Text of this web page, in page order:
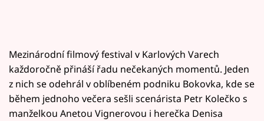
Mezinárodní filmový festival v Karlových Varech
každoročně přináší řadu nečekaných momentů. Jeden
z nich se odehrál v oblíbeném podniku Bokovka, kde se
během jednoho večera sešli scenárista Petr Kolečko s
manželkou Anetou Vignerovou i herečka Denisa